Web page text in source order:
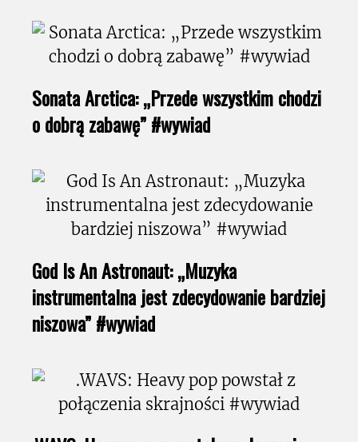
Sonata Arctica: „Przede wszystkim chodzi
o dobrą zabawę” #wywiad
God Is An Astronaut: „Muzyka
instrumentalna jest zdecydowanie bardziej
niszowa” #wywiad